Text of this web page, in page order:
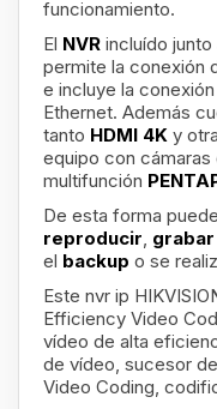
funcionamiento.
El NVR incluído
permite la conexión
e incluye la
Ethernet. Además
tanto HDMI 4K y
equipo con
multifunción
De esta forma puede
reproducir, grabar
el backup o se
Este nvr ip
Efficiency Video
vídeo de alta
de vídeo, sucesor
Video Coding,